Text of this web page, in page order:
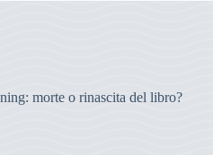
morte o rinascita del libro?